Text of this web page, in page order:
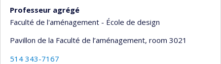
Professeur agrégé
Faculté de l'aménagement - École de design
Pavillon de la Faculté de l’aménagement, room 3021
514 343-7167